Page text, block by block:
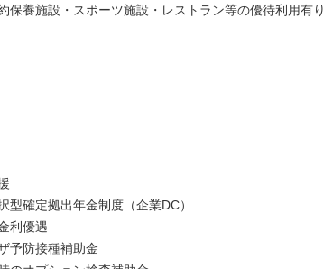
養施設・スポーツ施設・レストラン等の優待利用有り
型確定拠出年金制度（企業DC）
利優遇
予防接種補助金